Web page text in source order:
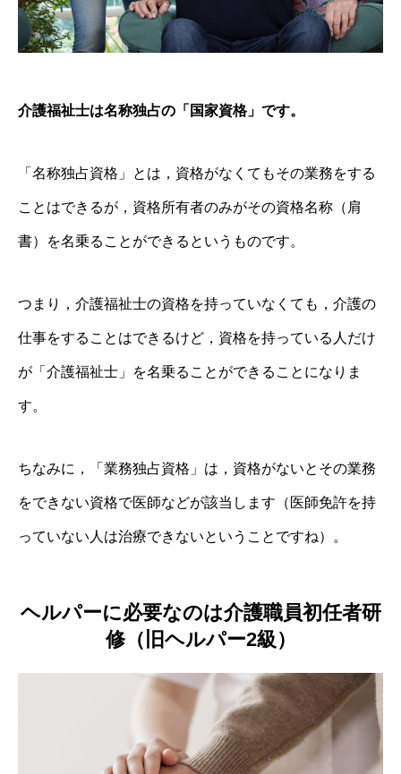
介護福祉士は名称独占の「国家資格」です。
「名称独占資格」とは，資格がなくてもその業務をする
ことはできるが，資格所有者のみがその資格名称（肩
書）を名乗ることができるというものです。
つまり，介護福祉士の資格を持っていなくても，介護の
仕事をすることはできるけど，資格を持っている人だけ
が「介護福祉士」を名乗ることができることになりま
す。
ちなみに，「業務独占資格」は，資格がないとその業務
をできない資格で医師などが該当します（医師免許を持
っていない人は治療できないということですね）。
ヘルパーに必要なのは介護職員初任者研
修（旧ヘルパー2級）